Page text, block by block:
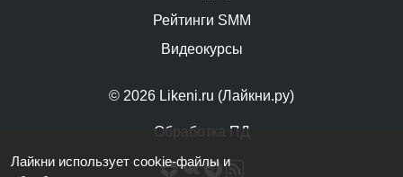
© 2026 Likeni.ru (Лайкни.ру)
Обработка ПД
Рейтинги SMM
Видеокурсы
Лайкни использует cookie-файлы и